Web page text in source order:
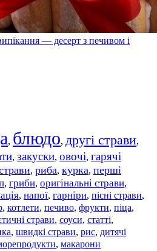
— десерт з печивом і
, блюдо, другі страви,
, закуски, овочі, гарячі
, риба, курка, перші
, гриби, оригінальні страви,
, напої, гарніри, пісні страви,
, котлети, печиво, фрукти, піца,
страви, соуси, статті,
, швидкі страви, рис, дитячі
, макарони